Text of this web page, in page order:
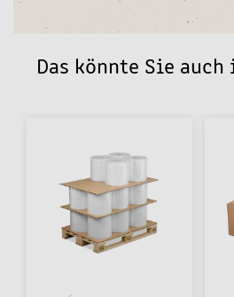
Das könnte Sie